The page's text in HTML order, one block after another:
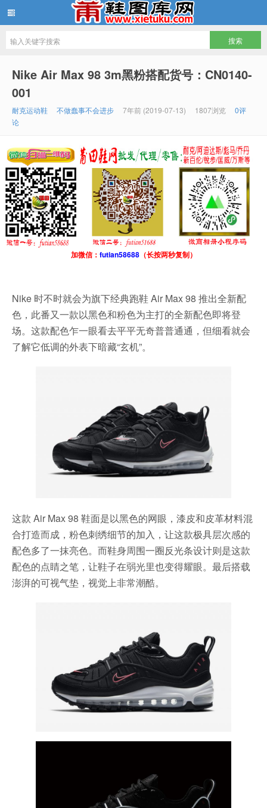
Nike Air Max 98 3m黑粉搭配货号：CN0140-
001
耐克运动鞋 不做蠢事不会进步 7年前 (2019-07-13) 1807浏览
0评
论
加微信： futian58688（长按两秒复制）
Nike 时不时就会为旗下经典跑鞋 Air Max 98 推出全新配
色，此番又一款以黑色和粉色为主打的全新配色即将登
场。这款配色乍一眼看去平平无奇普普通通，但细看就会
了解它低调的外表下暗藏“玄机”。
这款 Air Max 98 鞋面是以黑色的网眼，漆皮和皮革材料混
合打造而成，粉色刺绣细节的加入，让这款极具层次感的
配色多了一抹亮色。而鞋身周围一圈反光条设计则是这款
配色的点睛之笔，让鞋子在弱光里也变得耀眼。最后搭载
澎湃的可视气垫，视觉上非常潮酷。